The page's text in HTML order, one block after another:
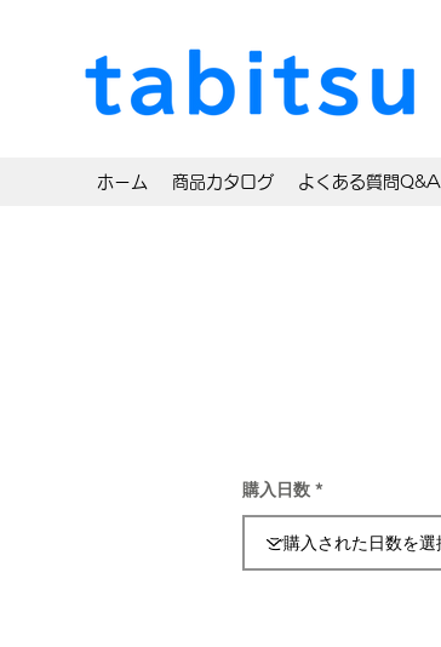
ホーム 商品カタログ よくある質問Q&A
購入日数